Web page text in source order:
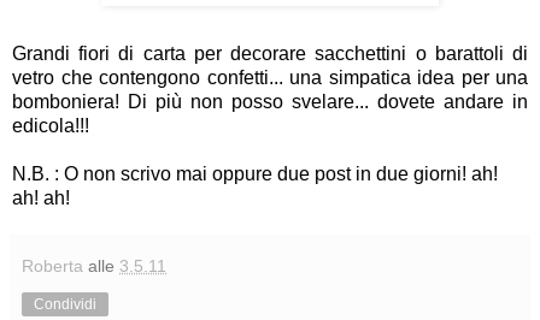
Grandi fiori di carta per decorare sacchettini o barattoli di
vetro che contengono confetti... una simpatica idea per una
bomboniera! Di più non posso svelare... dovete andare in
edicola!!!
N.B. : O non scrivo mai oppure due post in due giorni! ah!
ah! ah!
Roberta alle 3.5.11
Condividi